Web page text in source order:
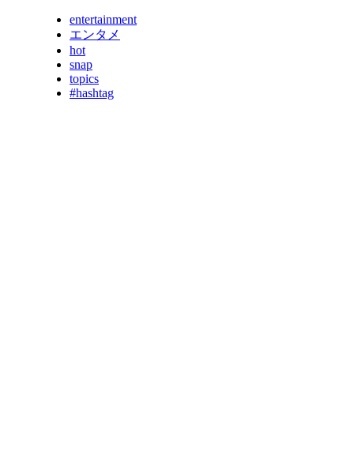
entertainment
エンタメ
hot
snap
topics
#hashtag